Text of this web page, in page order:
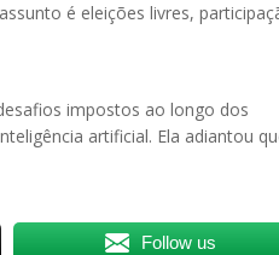
é eleições livres,
impostos ao longo dos
artificial. Ela adiantou
Follow us